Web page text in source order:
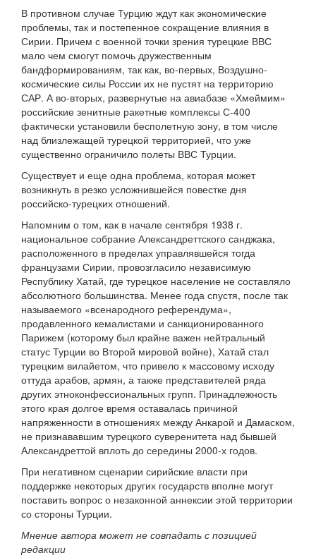
В противном случае Турцию ждут как экономические
проблемы, так и постепенное сокращение влияния в
Сирии. Причем с военной точки зрения турецкие ВВС
мало чем смогут помочь дружественным
бандформированиям, так как, во-первых, Воздушно-
космические силы России их не пустят на территорию
САР. А во-вторых, развернутые на авиабазе «Хмеймим»
российские зенитные ракетные комплексы С-400
фактически установили бесполетную зону, в том числе
над близлежащей турецкой территорией, что уже
существенно ограничило полеты ВВС Турции.
Существует и еще одна проблема, которая может
возникнуть в резко усложнившейся повестке дня
российско-турецких отношений.
Напомним о том, как в начале сентября 1938 г.
национальное собрание Александреттского санджака,
расположенного в пределах управлявшейся тогда
французами Сирии, провозгласило независимую
Республику Хатай, где турецкое население не составляло
абсолютного большинства. Менее года спустя, после так
называемого «всенародного референдума»,
продавленного кемалистами и санкционированного
Парижем (которому был крайне важен нейтральный
статус Турции во Второй мировой войне), Хатай стал
турецким вилайетом, что привело к массовому исходу
оттуда арабов, армян, а также представителей ряда
других этноконфессиональных групп. Принадлежность
этого края долгое время оставалась причиной
напряженности в отношениях между Анкарой и Дамаском,
не признававшим турецкого суверенитета над бывшей
Александреттой вплоть до середины 2000-х годов.
При негативном сценарии сирийские власти при
поддержке некоторых других государств вполне могут
поставить вопрос о незаконной аннексии этой территории
со стороны Турции.
Мнение автора может не совпадать с позицией
редакции